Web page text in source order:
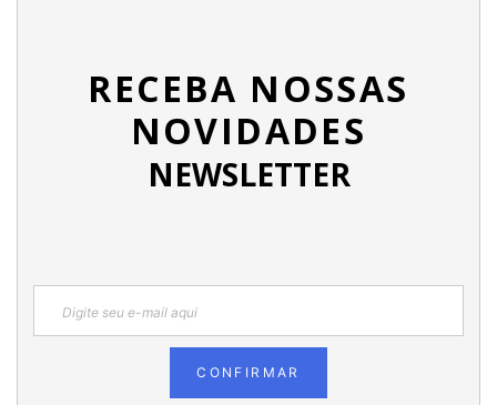
RECEBA NOSSAS
NOVIDADES
NEWSLETTER
CONFIRMAR